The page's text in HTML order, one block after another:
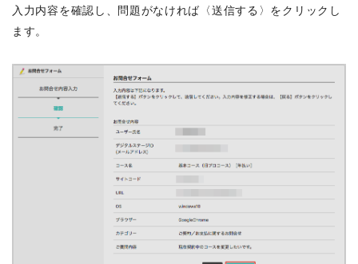
入力内容を確認し、問題がなければ〈送信する〉をクリックし
ます。